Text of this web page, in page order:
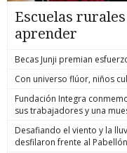
Escuelas
aprender
Becas Junji premian
Con universo flúor, niños
Fundación Integra
sus trabajadores y una
Desafiando el viento y la
desfilaron frente al